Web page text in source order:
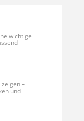
wichtige
–
und